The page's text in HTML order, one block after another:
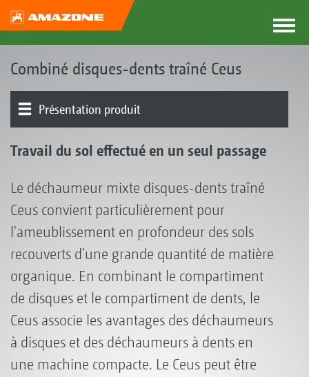
Combiné disques-dents traîné Ceus
Présentation produit
Travail du sol effectué en un seul passage
Le déchaumeur mixte disques-dents traîné
Ceus convient particulièrement pour
l'ameublissement en profondeur des sols
recouverts d'une grande quantité de matière
organique. En combinant le compartiment
de disques et le compartiment de dents, le
Ceus associe les avantages des déchaumeurs
à disques et des déchaumeurs à dents en
une machine compacte. Le Ceus peut être